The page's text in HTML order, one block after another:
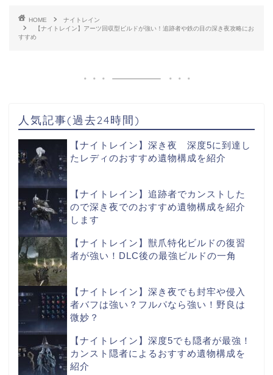
HOME
ナイトレイン
【ナイトレイン】アーツ回収型ビルドが強い！追跡者や鉄の目の深き夜攻略にお
すすめ
人気記事(過去24時間)
【ナイトレイン】深き夜 深度5に到達し
たレディのおすすめ遺物構成を紹介
【ナイトレイン】追跡者でカンストした
ので深き夜でのおすすめ遺物構成を紹介
します
【ナイトレイン】獣爪特化ビルドの復習
者が強い！DLC後の最強ビルドの一角
【ナイトレイン】深き夜でも封牢や侵入
者バフは強い？フルパなら強い！野良は
微妙？
【ナイトレイン】深度5でも隠者が最強！
カンスト隠者によるおすすめ遺物構成を
紹介